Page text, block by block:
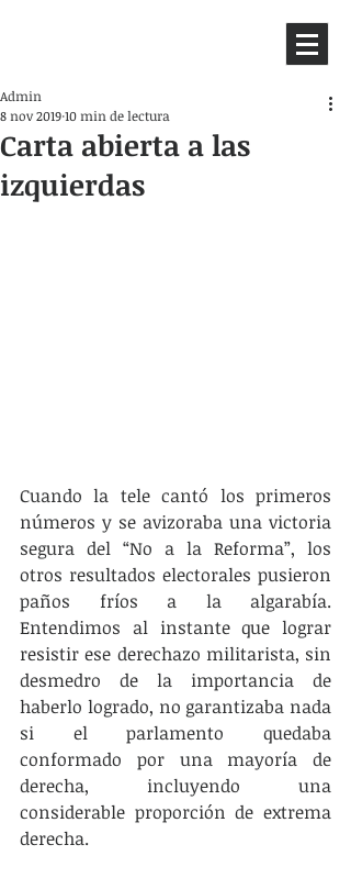
Carta abierta a las
izquierdas
Admin
8 nov 201910 min de lectura
Cuando la tele cantó los primeros
números y se avizoraba una victoria
segura del “No a la Reforma”, los
otros resultados electorales pusieron
paños fríos a la algarabía.
Entendimos al instante que lograr
resistir ese derechazo militarista, sin
desmedro de la importancia de
haberlo logrado, no garantizaba nada
si el parlamento quedaba
conformado por una mayoría de
derecha, incluyendo una
considerable proporción de extrema
derecha.